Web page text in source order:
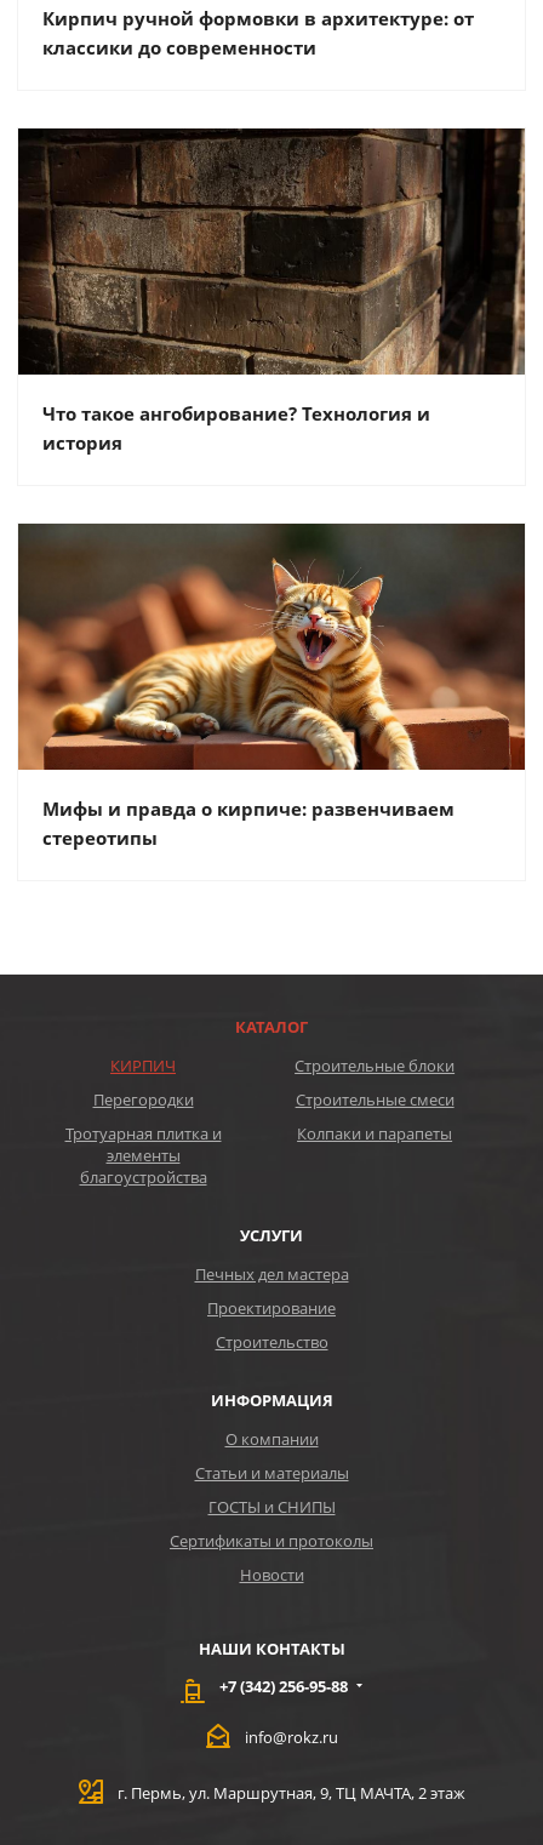
Кирпич ручной формовки в архитектуре: от
классики до современности
Что такое ангобирование? Технология и
история
Мифы и правда о кирпиче: развенчиваем
стереотипы
КАТАЛОГ
КИРПИЧ
Строительные блоки
Перегородки
Строительные смеси
Тротуарная плитка и
элементы
благоустройства
Колпаки и парапеты
УСЛУГИ
Печных дел мастера
Проектирование
Строительство
ИНФОРМАЦИЯ
О компании
Статьи и материалы
ГОСТЫ и СНИПЫ
Сертификаты и протоколы
Новости
НАШИ КОНТАКТЫ
+7 (342) 256-95-88
info@rokz.ru
г. Пермь, ул. Маршрутная, 9, ТЦ МАЧТА, 2 этаж